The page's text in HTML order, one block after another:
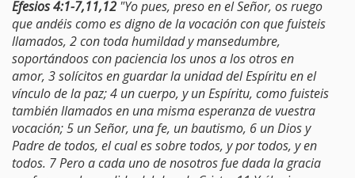
Efesios 4:1-7,11,12 "Yo pues, preso en el Señor, os ruego
que andéis como es digno de la vocación con que fuisteis
llamados, 2 con toda humildad y mansedumbre,
soportándoos con paciencia los unos a los otros en
amor, 3 solícitos en guardar la unidad del Espíritu en el
vínculo de la paz; 4 un cuerpo, y un Espíritu, como fuisteis
también llamados en una misma esperanza de vuestra
vocación; 5 un Señor, una fe, un bautismo, 6 un Dios y
Padre de todos, el cual es sobre todos, y por todos, y en
todos. 7 Pero a cada uno de nosotros fue dada la gracia